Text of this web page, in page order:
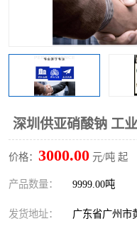
深圳供亚硝酸钠 工
价格： 3000.00 元/吨 起
产品数量： 9999.00吨
发货地址： 广东省广州市
磷酸氢二钾
保险粉
过硫酸钠
尿素
聚合硫酸铁
大苏打
元明粉